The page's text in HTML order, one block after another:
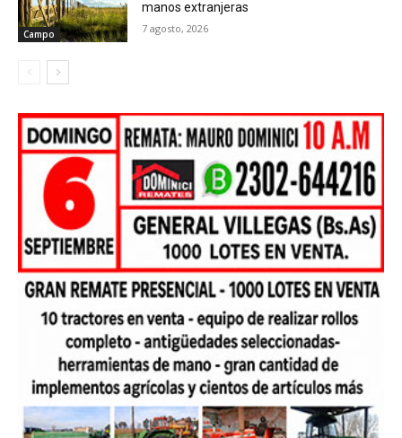
Campo
manos extranjeras
7 agosto, 2026